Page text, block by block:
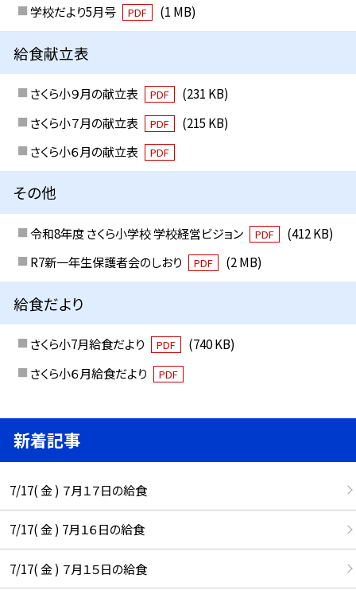
学校だより5月号 PDF (1 MB)
給食献立表
さくら小９月の献立表 PDF
(231 KB)
さくら小７月の献立表
PDF
(215 KB)
さくら小６月の献立表
PDF
その他
令和8年度 さくら小学校 学校経営ビジョン PDF
(412 KB)
R7新一年生保護者会のしおり
PDF (2 MB)
給食だより
さくら小7月給食だより PDF
(740 KB)
さくら小６月給食だより
PDF
新着記事
7/17( 金 ) ７月１７日の給食
7/17( 金 ) 7月１６日の給食
7/17( 金 ) ７月１５日の給食